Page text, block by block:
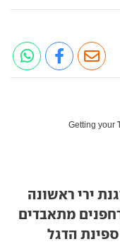
Getting your
ירי ראשונה
מתאבדים
הדגל